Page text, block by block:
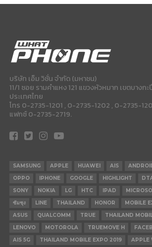
บริษัท เอ็ม วิชั่น จำกัด (มหาชน)
11/1 ซอย รามคำแหง 121 แขวงหัวหมาก เขตบางก
ประเทศไทย
โทร 0-2735-1201 , 0-2735-1202 , 0-2735-
แฟกซ์ 0-2735-2719.
SAMSUNG APPLE HUAWEI AIS
OPPO
IPHONE GOOGLE HIGHLIGHT
SONY
NOKIA LG HTC IPAD
ซัมซุง
LINE THAILAND HONOR MOBILE
ASUS
QUALCOMM TRUE THAILAND
LENOVO
MOTOROLA TRUEMOVE H
AIS 5G
THAILAND MOBILE EXPO 2019 APPLE